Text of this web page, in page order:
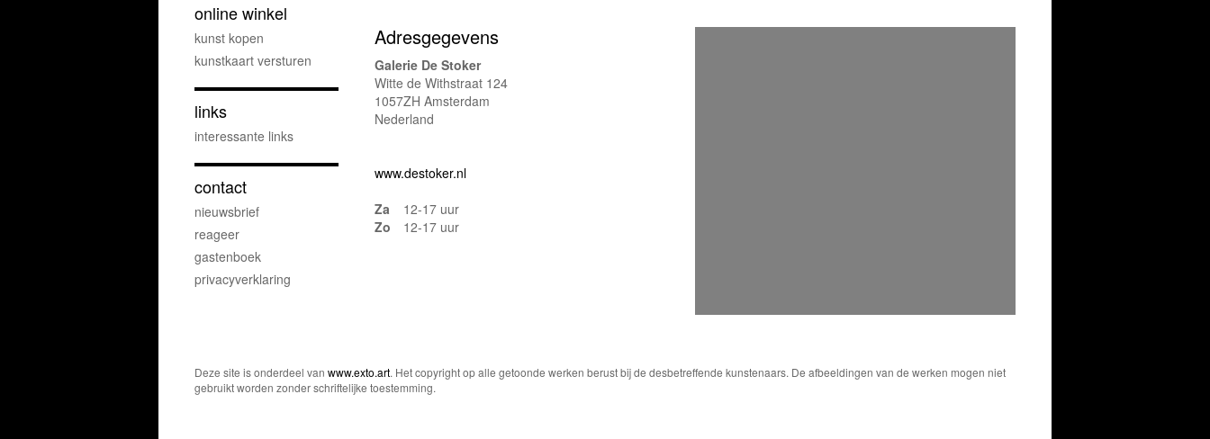
Adresgegevens
Galerie De Stoker
Witte de Withstraat 124
1057ZH Amsterdam
Nederland
www.destoker.nl
Za
12-17 uur
Zo
12-17 uur
online winkel
kunst kopen
kunstkaart versturen
links
interessante links
contact
nieuwsbrief
reageer
gastenboek
privacyverklaring
Deze site is onderdeel van www.exto.art. Het copyright op alle getoonde werken berust bij de desbetreffende kunstenaars. De afbeeldingen van de werken mogen niet
gebruikt worden zonder schriftelijke toestemming.